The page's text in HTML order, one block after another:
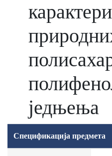
једњења
Спецификација предмета